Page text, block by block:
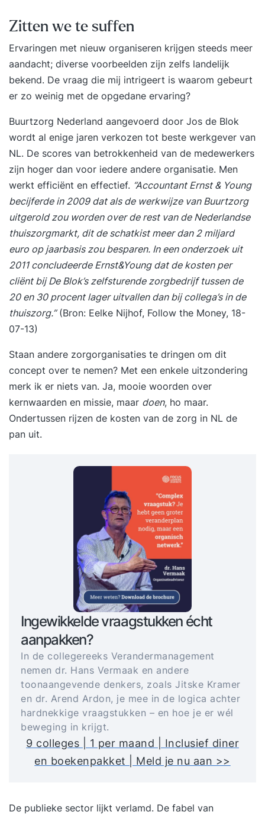
Zitten we te suffen
Ervaringen met nieuw organiseren krijgen steeds meer
aandacht; diverse voorbeelden zijn zelfs landelijk
bekend. De vraag die mij intrigeert is waarom gebeurt
er zo weinig met de opgedane ervaring?
Buurtzorg Nederland aangevoerd door Jos de Blok
wordt al enige jaren verkozen tot beste werkgever van
NL. De scores van betrokkenheid van de medewerkers
zijn hoger dan voor iedere andere organisatie. Men
werkt efficiënt en effectief. “Accountant Ernst & Young
becijferde in 2009 dat als de werkwijze van Buurtzorg
uitgerold zou worden over de rest van de Nederlandse
thuiszorgmarkt, dit de schatkist meer dan 2 miljard
euro op jaarbasis zou besparen. In een onderzoek uit
2011 concludeerde Ernst&Young dat de kosten per
cliënt bij De Blok’s zelfsturende zorgbedrijf tussen de
20 en 30 procent lager uitvallen dan bij collega’s in de
thuiszorg.”(Bron: Eelke Nijhof, Follow the Money, 18-
07-13)
Staan andere zorgorganisaties te dringen om dit
concept over te nemen? Met een enkele uitzondering
merk ik er niets van. Ja, mooie woorden over
kernwaarden en missie, maar doen, ho maar.
Ondertussen rijzen de kosten van de zorg in NL de
pan uit.
Ingewikkelde vraagstukken écht
aanpakken?
In de collegereeks Verandermanagement
nemen dr. Hans Vermaak en andere
toonaangevende denkers, zoals Jitske Kramer
en dr. Arend Ardon, je mee in de logica achter
hardnekkige vraagstukken – en hoe je er wél
beweging in krijgt.
9 colleges | 1 per maand | Inclusief diner
en boekenpakket | Meld je nu aan >>
De publieke sector lijkt verlamd. De fabel van